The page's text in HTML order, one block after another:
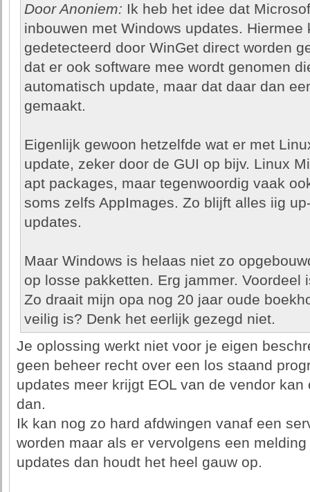
Door Anoniem: Ik heb het idee dat
inbouwen met Windows updates.
gedetecteerd door WinGet direct worden
dat er ook software mee wordt genomen
automatisch update, maar dat daar dan
gemaakt.
Eigenlijk gewoon hetzelfde wat er met
update, zeker door de GUI op bijv. Linux
apt packages, maar tegenwoordig vaak
soms zelfs AppImages. Zo blijft alles iig
updates.
Maar Windows is helaas niet zo
op losse pakketten. Erg jammer. Voordeel
Zo draait mijn opa nog 20 jaar oude
veilig is? Denk het eerlijk gezegd niet.
Je oplossing werkt niet voor je eigen
geen beheer recht over een los staand
updates meer krijgt EOL van de vendor
dan.
Ik kan nog zo hard afdwingen vanaf een
worden maar als er vervolgens een
updates dan houdt het heel gauw op.